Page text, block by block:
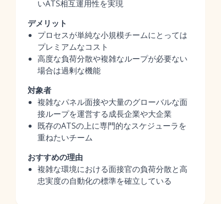
いATS相互運用性を実現
デメリット
プロセスが単純な小規模チームにとっては
プレミアムなコスト
高度な負荷分散や複雑なループが必要ない
場合は過剰な機能
対象者
複雑なパネル面接や大量のグローバルな面
接ループを運営する成長企業や大企業
既存のATSの上に専門的なスケジューラを
重ねたいチーム
おすすめの理由
複雑な環境における面接官の負荷分散と高
忠実度の自動化の標準を確立している